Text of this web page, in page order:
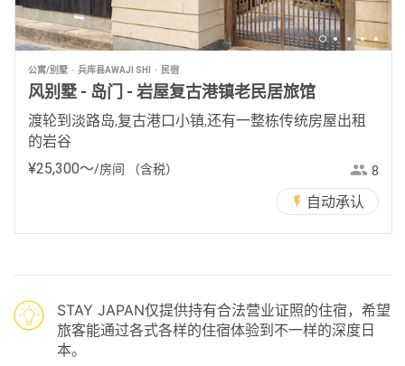
公寓/别墅 兵库县AWAJI SHI 民宿
风别墅 - 岛门 - 岩屋复古港镇老民居旅馆
渡轮到淡路岛,复古港口小镇,还有一整栋传统房屋出租
的岩谷
¥25,300〜/房间 （含税） 8
自动承认
STAY JAPAN仅提供持有合法营业证照的住宿，希望
旅客能通过各式各样的住宿体验到不一样的深度日
本。